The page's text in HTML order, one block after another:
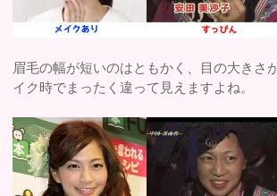
眉毛の幅が短いのはともかく、目の大きさ
イク時でまったく違って見えますよね。